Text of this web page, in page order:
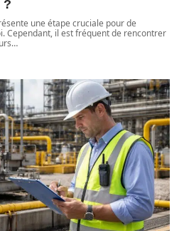
?
une étape cruciale pour de
Cependant, il est fréquent de rencontrer
…